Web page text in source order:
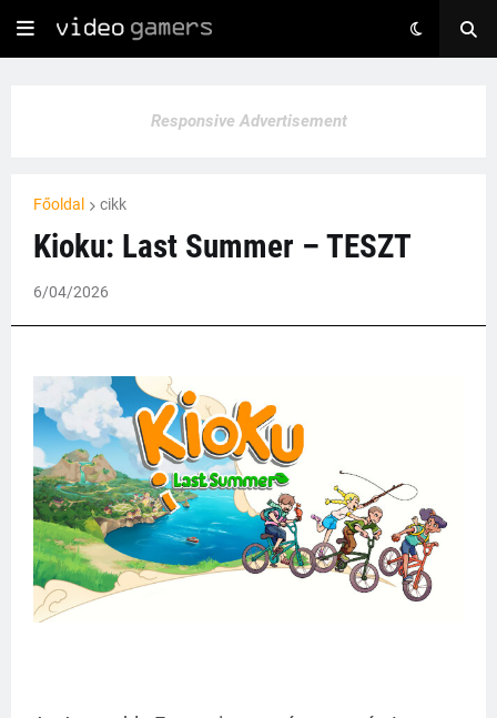
Responsive Advertisement
Főoldal cikk
Kioku: Last Summer – TESZT
6/04/2026